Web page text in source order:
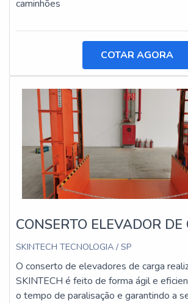
caminhões
COTAR AGORA
CONSERTO ELEVADOR
SKINTECH TECNOLOGIA / SP
O conserto de elevadores de carga
SKINTECH é feito de forma ágil e
o tempo de paralisação e garantindo a